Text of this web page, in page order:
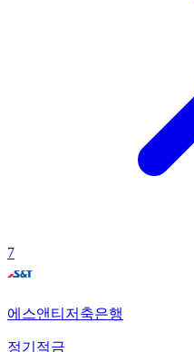
7
에스앤티저축은행
정기적금